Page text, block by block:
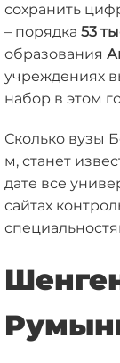
сохранить
– порядка 53
образования
учреждениях
набор в этом
Сколько вузы
м, станет
дате все
сайтах